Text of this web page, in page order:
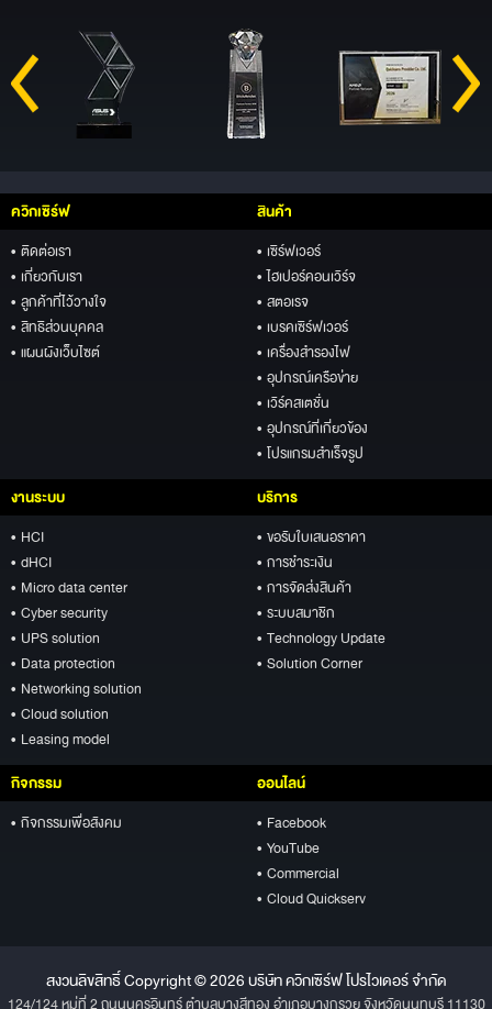
ควิกเซิร์ฟ
• ติดต่อเรา
• เกี่ยวกับเรา
• ลูกค้าที่ไว้วางใจ
• สิทธิส่วนบุคคล
• แผนผังเว็บไซต์
สินค้า
• เซิร์ฟเวอร์
• ไฮเปอร์คอนเวิร์จ
• สตอเรจ
• เบรคเซิร์ฟเวอร์
• เครื่องสำรองไฟ
• อุปกรณ์เครือข่าย
• เวิร์คสเตชั่น
• อุปกรณ์ที่เกี่ยวข้อง
• โปรแกรมสำเร็จรูป
งานระบบ
• HCI
• dHCI
• Micro data center
• Cyber security
• UPS solution
• Data protection
• Networking solution
• Cloud solution
• Leasing model
บริการ
• ขอรับใบเสนอราคา
• การชำระเงิน
• การจัดส่งสินค้า
• ระบบสมาชิก
• Technology Update
• Solution Corner
กิจกรรม
• กิจกรรมเพื่อสังคม
ออนไลน์
• Facebook
• YouTube
• Commercial
• Cloud Quickserv
สงวนลิขสิทธิ์ Copyright © 2026 บริษัท ควิกเซิร์ฟ โปรไวเดอร์ จำกัด
124/124 หมู่ที่ 2 ถนนนครอินทร์ ตำบลบางสีทอง อำเภอบางกรวย จังหวัดนนทบุรี 11130